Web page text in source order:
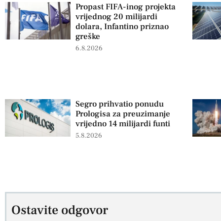
Propast FIFA-inog projekta
vrijednog 20 milijardi
dolara, Infantino priznao
greške
6.8.2026
Segro prihvatio ponudu
Prologisa za preuzimanje
vrijedno 14 milijardi funti
5.8.2026
Ostavite odgovor